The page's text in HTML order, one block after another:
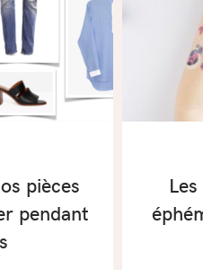
pièces
pendant